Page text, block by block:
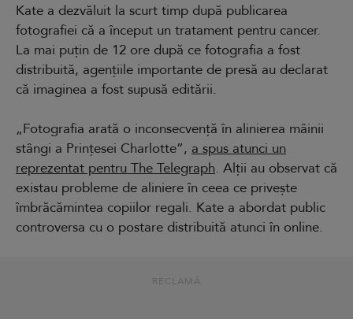
Kate a dezvăluit la scurt timp după publicarea
fotografiei că a început un tratament pentru cancer.
La mai puțin de 12 ore după ce fotografia a fost
distribuită, agențiile importante de presă au declarat
că imaginea a fost supusă editării.
„Fotografia arată o inconsecvență în alinierea mâinii
stângi a Prințesei Charlotte”, a spus atunci un
reprezentat pentru The Telegraph. Alții au observat că
existau probleme de aliniere în ceea ce privește
îmbrăcămintea copiilor regali. Kate a abordat public
controversa cu o postare distribuită atunci în online.
RECLAMĂ